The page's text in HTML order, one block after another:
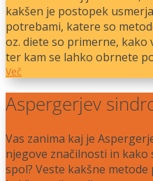
kakšen je postopek
potrebami, katere so
oz. diete so primerne, kako
ter kam se lahko obrnete
Več
Aspergerjev
Vas zanima kaj je
njegove značilnosti in kako
spol? Veste kakšne